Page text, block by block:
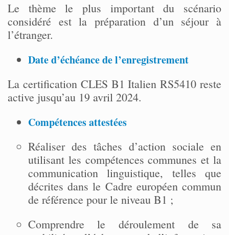
Le thème le plus important du scénario
considéré est la préparation d’un séjour à
l’étranger.
Date d’échéance de l’enregistrement
La certification CLES B1 Italien RS5410 reste
active jusqu’au 19 avril 2024.
Compétences attestées
Réaliser des tâches d’action sociale en
utilisant les compétences communes et la
communication linguistique, telles que
décrites dans le Cadre européen commun
de référence pour le niveau B1 ;
Comprendre le déroulement de sa